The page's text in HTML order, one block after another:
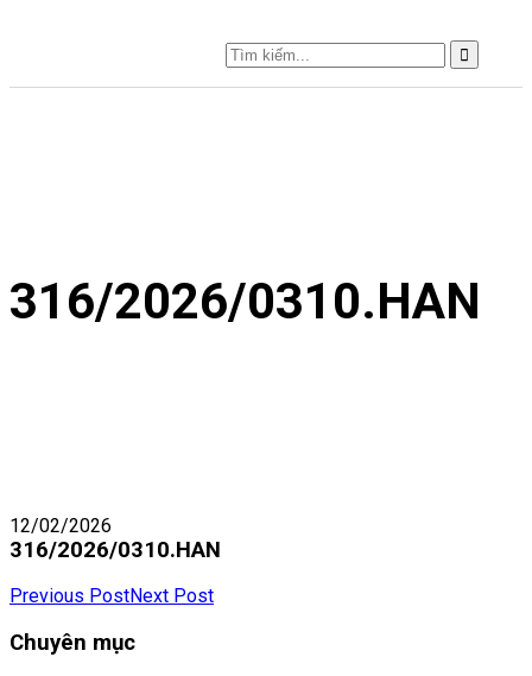
316/2026/0310.HAN
12/02/2026
316/2026/0310.HAN
Previous PostNext Post
Chuyên mục